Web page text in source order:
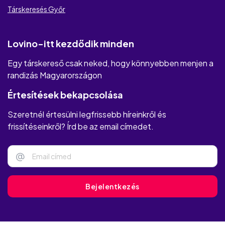
Társkeresés Győr
Lovino-itt kezdődik minden
Egy társkereső csak neked, hogy könnyebben menjen a
randizás Magyarországon
Értesítések bekapcsolása
Szeretnél értesülni legfrissebb híreinkről és
frissítéseinkről? Írd be az email címedet.
@
Bejelentkezés